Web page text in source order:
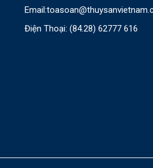
Email:
Điện Thoại: (84.28) 62777 616